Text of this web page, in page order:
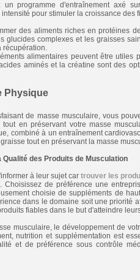
un programme d'entraînement axé
pour stimuler la croissance des
des aliments riches en protéines
complexes et les graisses
récupération.
alimentaires peuvent être utiles
aminés et la créatine sont des
Physique
de masse musculaire, vous
en préservant votre masse
combiné à un entraînement
tout en préservant la masse
des Produits de Musculation
à leur sujet car trouver les
de préférence une
choisie de suppléments de
dans le domaine soit une priorité
fiables dans le but d'atteindre
musculaire, le développement de
nutrition et supplémentation est
et de préférence sous contrôle